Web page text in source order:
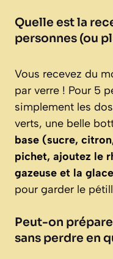
Quelle est la
personnes (ou
Vous recevez du
par verre ! Pour 5
simplement les
verts, une belle
base (sucre,
pichet, ajoutez le
gazeuse et la
pour garder le
Peut-on
sans perdre en